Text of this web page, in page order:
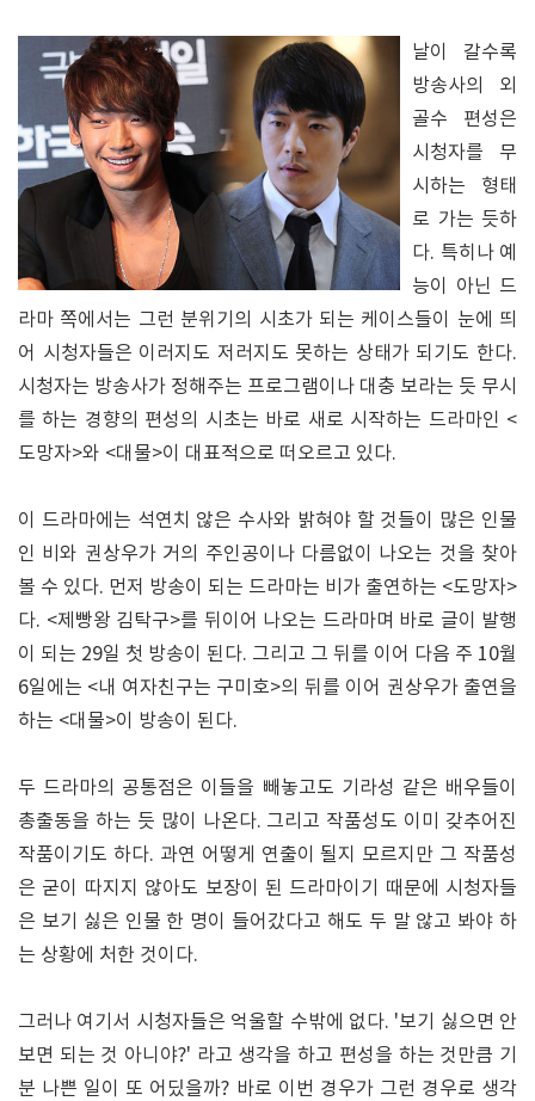
날이 갈수록
방송사의 외
골수 편성은
시청자를 무
시하는 형태
로 가는 듯하
다. 특히나 예
능이 아닌 드
라마 쪽에서는 그런 분위기의 시초가 되는 케이스들이 눈에 띄
어 시청자들은 이러지도 저러지도 못하는 상태가 되기도 한다.
시청자는 방송사가 정해주는 프로그램이나 대충 보라는 듯 무시
를 하는 경향의 편성의 시초는 바로 새로 시작하는 드라마인 <
도망자>와 <대물>이 대표적으로 떠오르고 있다.
이 드라마에는 석연치 않은 수사와 밝혀야 할 것들이 많은 인물
인 비와 권상우가 거의 주인공이나 다름없이 나오는 것을 찾아
볼 수 있다. 먼저 방송이 되는 드라마는 비가 출연하는 <도망자>
다. <제빵왕 김탁구>를 뒤이어 나오는 드라마며 바로 글이 발행
이 되는 29일 첫 방송이 된다. 그리고 그 뒤를 이어 다음 주 10월
6일에는 <내 여자친구는 구미호>의 뒤를 이어 권상우가 출연을
하는 <대물>이 방송이 된다.
두 드라마의 공통점은 이들을 빼놓고도 기라성 같은 배우들이
총출동을 하는 듯 많이 나온다. 그리고 작품성도 이미 갖추어진
작품이기도 하다. 과연 어떻게 연출이 될지 모르지만 그 작품성
은 굳이 따지지 않아도 보장이 된 드라마이기 때문에 시청자들
은 보기 싫은 인물 한 명이 들어갔다고 해도 두 말 않고 봐야 하
는 상황에 처한 것이다.
그러나 여기서 시청자들은 억울할 수밖에 없다. '보기 싫으면 안
보면 되는 것 아니야?' 라고 생각을 하고 편성을 하는 것만큼 기
분 나쁜 일이 또 어딨을까? 바로 이번 경우가 그런 경우로 생각